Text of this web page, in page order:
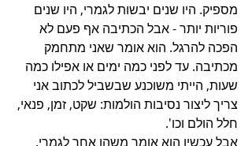
מספיק. היו שנים יבשות לגמרי, היו שנים
פוריות יותר - אבל הכתיבה אף פעם לא
הפכה להרגל. הוא אומר שאני מתחמק
מכתיבה. עד לפני כמה ימים או אפילו כמה
שעות, הייתי משוכנע שבשביל לכתוב אני
צריך ליצור נסיבות הולמות: שקט, זמן, פנאי,
חלל הולם וכו'.
אבל עכשיו הוא אומר משהו אחר לגמרי.